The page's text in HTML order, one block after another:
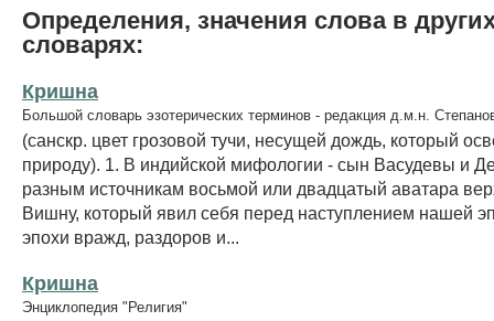
Определения, значения слова в
словарях:
Кришна
Большой словарь эзотерических терминов - редакция д.м.н.
(санскр. цвет грозовой тучи, несущей дождь, который
природу). 1. В индийской мифологии - сын Васудевы и
разным источникам восьмой или двадцатый аватара
Вишну, который явил себя перед наступлением нашей
эпохи вражд, раздоров и...
Кришна
Энциклопедия "Религия"